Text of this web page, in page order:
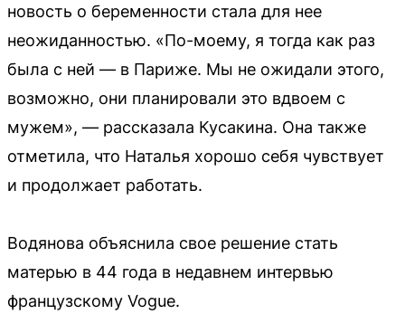
новость о беременности стала для нее
неожиданностью. «По-моему, я тогда как раз
была с ней — в Париже. Мы не ожидали этого,
возможно, они планировали это вдвоем с
мужем», — рассказала Кусакина. Она также
отметила, что Наталья хорошо себя чувствует
и продолжает работать.
Водянова объяснила свое решение стать
матерью в 44 года в недавнем интервью
французскому Vogue.